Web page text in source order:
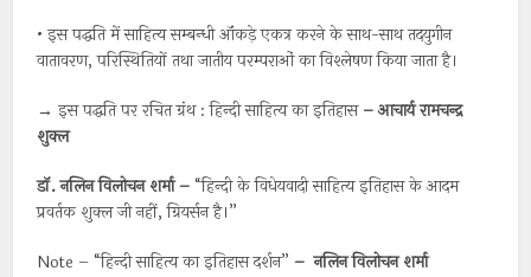
• इस पद्धति में साहित्य सम्बन्धी ऑंकड़े एकत्र करने के साथ-साथ तदयुगीन
वातावरण, परिस्थितियों तथा जातीय परम्पराओं का विश्लेषण किया जाता है।
→ इस पद्धति पर रचित ग्रंथ : हिन्दी साहित्य का इतिहास– आचार्य रामचन्द्र
शुक्ल
डॉ.नलिनविलोचन शर्मा–“हिन्दी के विधेयवादी साहित्य इतिहास के आदम
प्रवर्तक शुक्ल जी नहीं, ग्रियर्सन है।”
Note – “हिन्दी साहित्य का इतिहास दर्शन” – नलिनविलोचन शर्मा